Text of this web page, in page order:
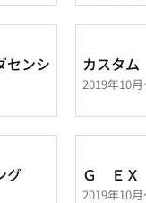
ンシ カスタ
2019年10
グ Ｇ ＥＸ
2019年10